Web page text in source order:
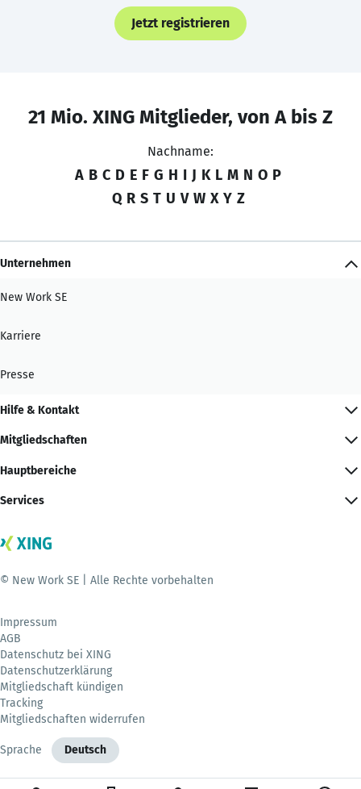
Jetzt registrieren
21 Mio. XING Mitglieder, von A bis Z
Nachname:
A B C D E F G H I J K L M N O P
Q R S T U V W X Y Z
Unternehmen
New Work SE
Karriere
Presse
Hilfe & Kontakt
Mitgliedschaften
Hauptbereiche
Services
© New Work SE | Alle Rechte vorbehalten
Impressum
AGB
Datenschutz bei XING
Datenschutzerklärung
Mitgliedschaft kündigen
Tracking
Mitgliedschaften widerrufen
Sprache Deutsch